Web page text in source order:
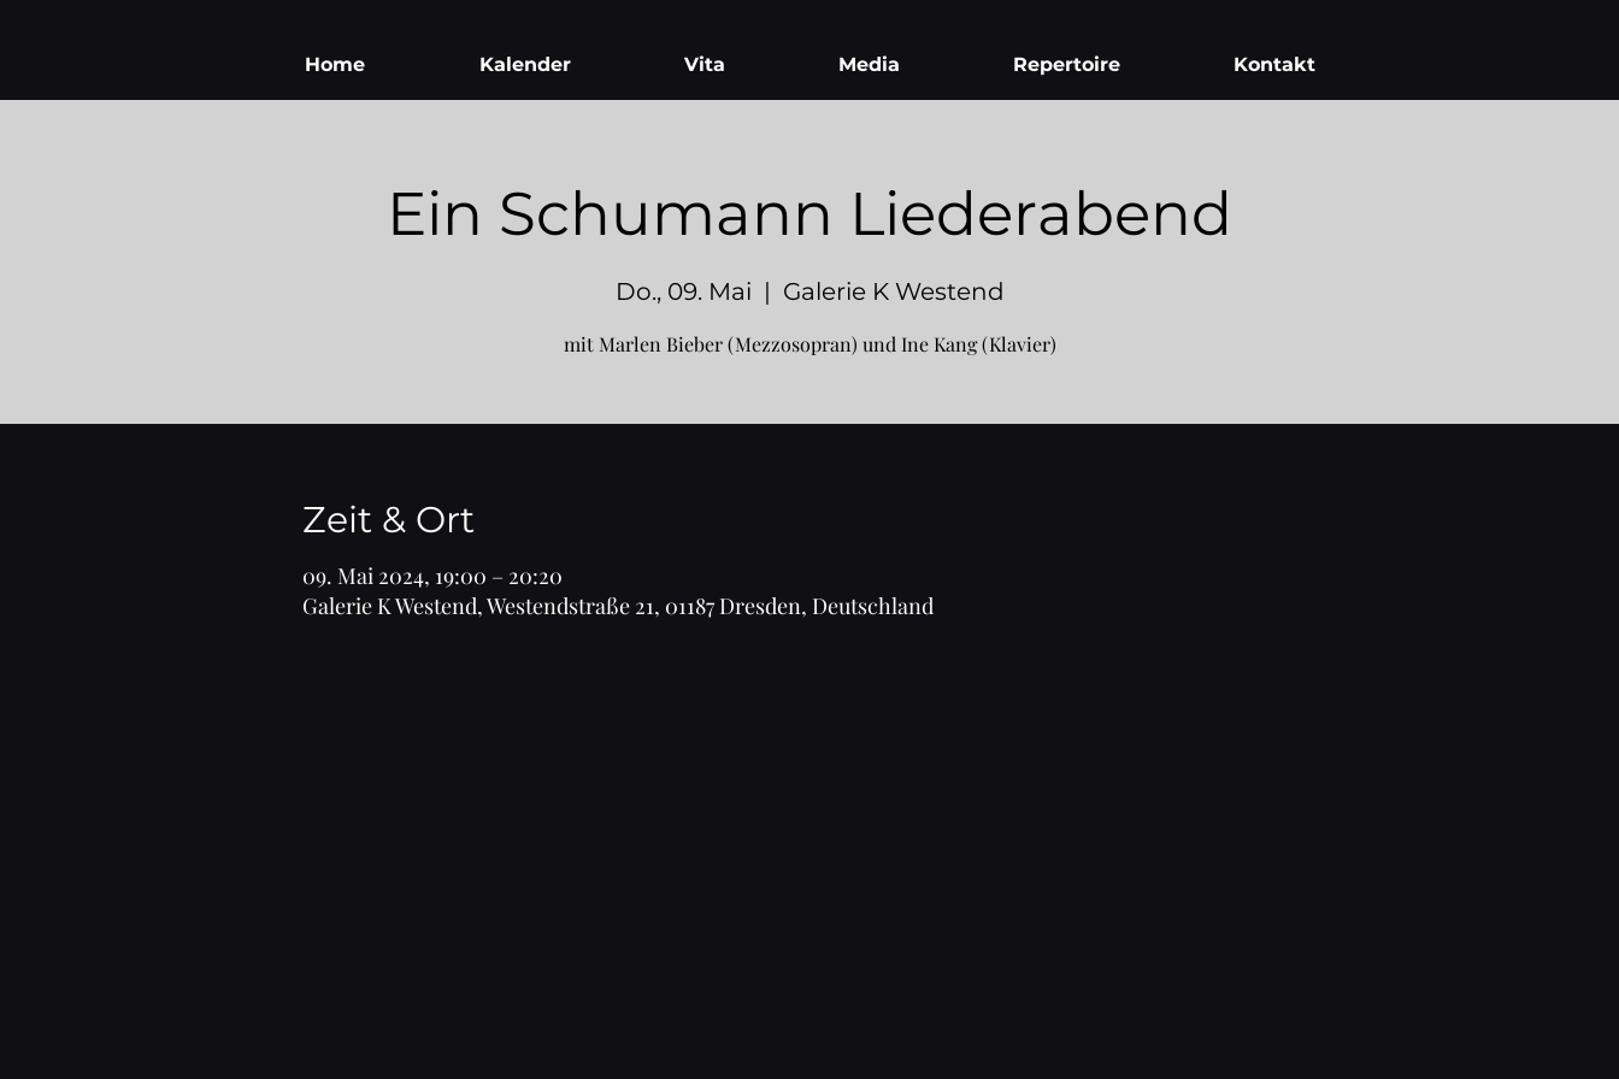
Home Kalender Vita Media Repertoire Kontakt
Ein Schumann Liederabend
Do., 09. Mai
  |
Galerie K Westend
mit Marlen Bieber (Mezzosopran) und Ine Kang (Klavier)
Zeit & Ort
09. Mai 2024, 19:00 – 20:20
Galerie K Westend, Westendstraße 21, 01187 Dresden, Deutschland